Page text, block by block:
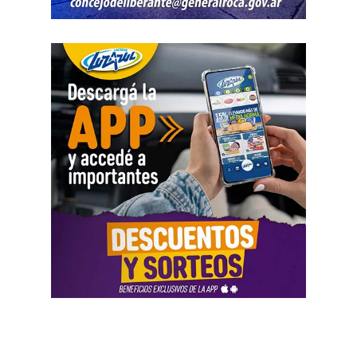
convenios y facilitar el despido de delegados, se busca
garantizó la pluralidad de voces en nuestro país».
Además, la abogada Amartino solicitó, en nombre de
todas las organizaciones que pidieron la audiencia, que
la CIDH «emita una comunicación dirigida al Estado
argentino en la que llame la atención sobre la
incompatibilidad de la reforma laboral con los estándares
interamericanos, y llame al cumplimiento de sus
obligaciones en materia de derechos humanos.
Solicitamos también que esa comunicación sea remitida
a todos los tribunales locales para ser tenida en cuenta
como instrumento de interpretación del derecho».
También pidió «que declare que la derogación del
migraciones y mantenimiento de plantas nucleares, como
municipios, entre otros. Además, sólo se garantizarán
vuelos sanitarios y de Estado por parte de la
Administración Nacional de Aviación Civil (ANAC), PAMI
y ANSES atenderán únicamente emergencias.
Uno de los principales motivos que reaviva la
conflictividad en el Sector Público es la pérdida del poder
adquisitivo a partir de las paritarias firmadas a la baja.
lo que va del 2026, los incrementos llegaron a 12,9%
en la Administración Pública Nacional hasta el mes de
junio, mientras que la inflación en ese mismo periodo
en lo que va de la gestión de Javier Milei, los